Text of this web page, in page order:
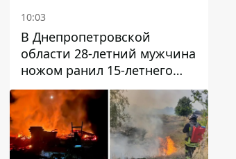
10:03
В Днепропетровской
области 28-летний мужчина
ножом ранил 15-летнего
парня